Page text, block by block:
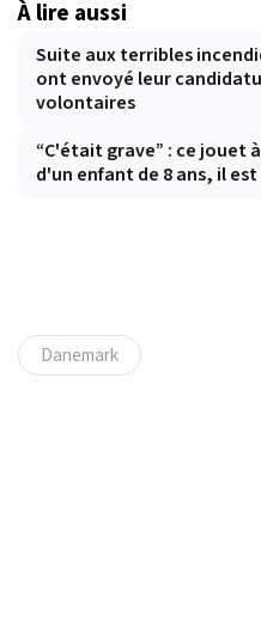
À lire aussi
Suite aux terribles
ont envoyé leur
volontaires
“C'était grave” : ce jouet
d'un enfant de 8 ans, il
Danemark